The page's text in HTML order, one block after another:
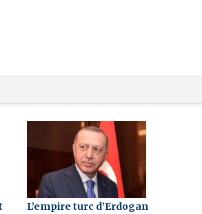
L’empire turc d’Erdogan